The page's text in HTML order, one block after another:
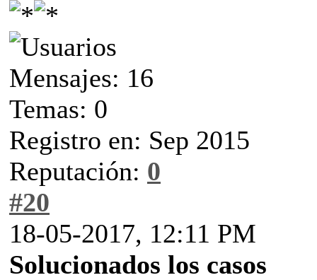
Mensajes: 16
Temas: 0
Registro en: Sep 2015
Reputación: 0
#20
18-05-2017, 12:11 PM
Solucionados los casos